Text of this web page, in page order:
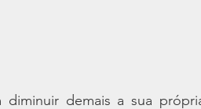
diminuir demais a sua